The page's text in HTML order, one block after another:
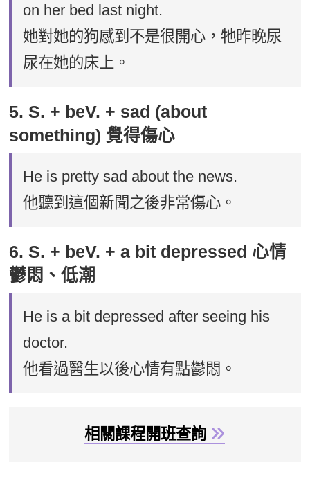
on her bed last night.
她對她的狗感到不是很開心，牠昨晚尿
尿在她的床上。
5. S. + beV. + sad (about
something) 覺得傷心
He is pretty sad about the news.
他聽到這個新聞之後非常傷心。
6. S. + beV. + a bit depressed 心情
鬱悶、低潮
He is a bit depressed after seeing his
doctor.
他看過醫生以後心情有點鬱悶。
相關課程開班查詢